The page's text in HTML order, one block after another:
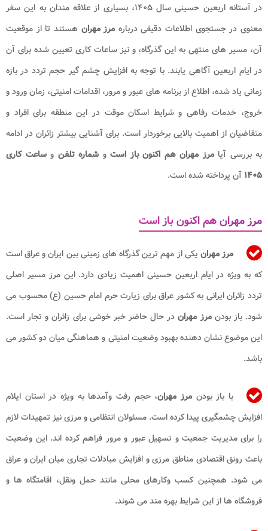
در آستانه‌ اربعین حسینی سال ۱۴۰۵، بسیاری از علاقه‌ مندان به این سفر
معنوی در جستجوی اطلاعات دقیقی درباره‌ مرز مهران هستند تا از موقعیت
آن، مسیر های منتهی به این گذرگاه، و نیز ساعات کاری تعیین‌ شده برای آن
در ایام اربعین آگاهی یابند. با توجه به افزایش چشم‌ گیر حجم تردد در بازه‌
زمانی یاد شده، اطلاع از برنامه‌ های عبور و مرور، اقدامات امنیتی، زمان ورود و
خروج، خدمات رفاهی و شرایط اسکان موقت در این منطقه برای افراد و
متقاضیان از اهمیت بالایی برخوردار است. برای آشنایی بیشتر زائران در ادامه
به بررسی آیامرز مهران هم اکنون باز استو شماره تلفن وساعت کاری
۱۴۰۵ آن پرداخته شده است.
مرز مهران هم اکنون باز است
مرز مهران یکی از مهم ترین گذرگاه های زمینی بین ایران و عراق است
که به ویژه در ایام اربعین حسینی اهمیت زیادی دارد. این مرز مسیر اصلی
تردد زائران ایرانی به کشور عراق برای زیارت حرم امام حسین (ع) محسوب می
شود. باز بودنمرز مهران در حال حاضر خبر خوشی برای زائران و تجار است.
این موضوع نشان دهنده بهبود وضعیت امنیتی و هماهنگی میان دو کشور می
باشد.
با باز بودن مرز مهران، حجم رفت وآمدها به ویژه در استان ایلام
افزایش چشمگیری پیدا کرده است. مسئولان انتظامی و مرزی نیز تمهیدات لازم
را برای مدیریت جمعیت و تسهیل عبور و مرور فراهم کرده اند. این وضعیت
باعث رونق اقتصادی مناطق مرزی و افزایش مبادلات تجاری میان ایران و عراق
می شود. همچنین کسب وکارهای محلی مانند حمل ونقل، اقامتگاه ها و
فروشگاه ها از این شرایط بهره مند می شوند.